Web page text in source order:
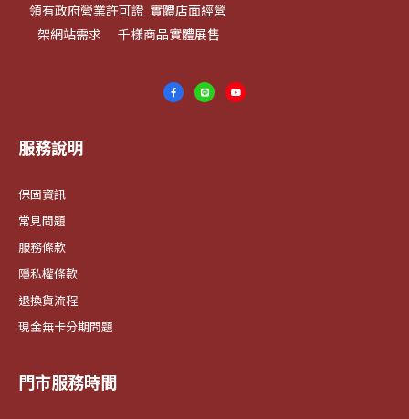
領有政府營業許可證 實體店面經營
架網站需求 千樣商品實體展售
服務說明
保固資訊
常見問題
服務條款
隱私權條款
退換貨流程
現金無卡分期問題
門市服務時間